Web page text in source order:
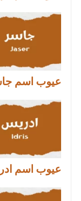
عيوب اسم
عيوب اسم